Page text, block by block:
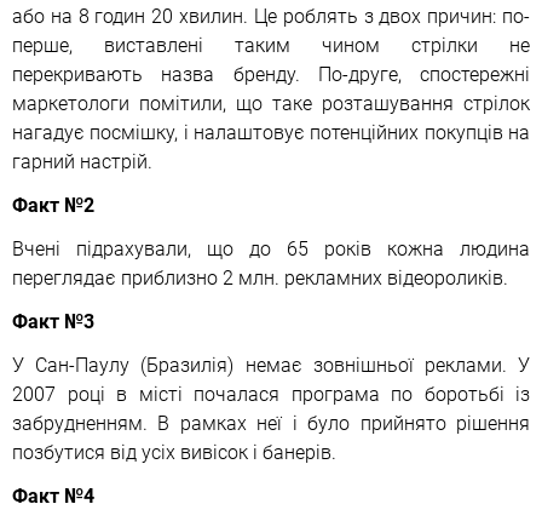
або на 8 годин 20 хвилин. Це роблять з двох причин: по-
перше, виставлені таким чином стрілки не
перекривають назва бренду. По-друге, спостережні
маркетологи помітили, що таке розташування стрілок
нагадує посмішку, і налаштовує потенційних покупців на
гарний настрій.
Факт №2
Вчені підрахували, що до 65 років кожна людина
переглядає приблизно 2 млн. рекламних відеороликів.
Факт №3
У Сан-Паулу (Бразилія) немає зовнішньої реклами. У
2007 році в місті почалася програма по боротьбі із
забрудненням. В рамках неї і було прийнято рішення
позбутися від усіх вивісок і банерів.
Факт №4